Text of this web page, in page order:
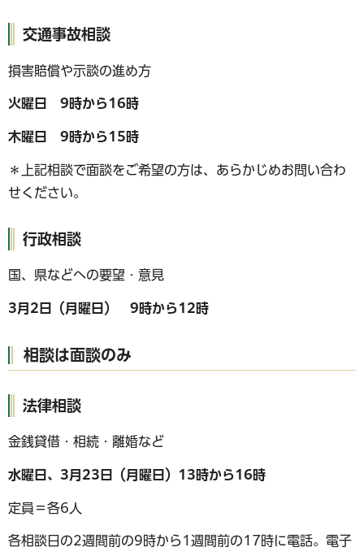
交通事故相談
損害賠償や示談の進め方
火曜日 9時から16時
木曜日 9時から15時
＊上記相談で面談をご希望の方は、あらかじめお問い合わ
せください。
行政相談
国、県などへの要望・意見
3月2日（月曜日） 9時から12時
相談は面談のみ
法律相談
金銭貸借・相続・離婚など
水曜日、3月23日（月曜日）13時から16時
定員＝各6人
各相談日の2週間前の9時から1週間前の17時に電話。電子